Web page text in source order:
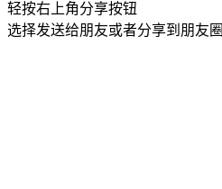
轻按右上角分享按钮
选择发送给朋友或者分享到朋友圈